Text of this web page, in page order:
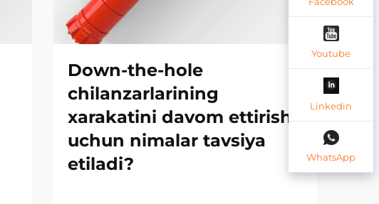
Down-the-hole
chilanzarlarining
xarakatini davom ettirish
uchun nimalar tavsiya
etiladi?
Youtube
Linkedin
WhatsApp